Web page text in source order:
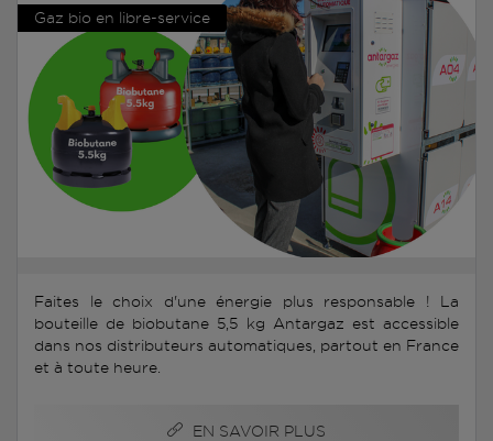
Gaz bio en libre-service
Faites le choix d'une énergie plus responsable ! La
bouteille de biobutane 5,5 kg Antargaz est accessible
dans nos distributeurs automatiques, partout en France
et à toute heure.
EN SAVOIR PLUS